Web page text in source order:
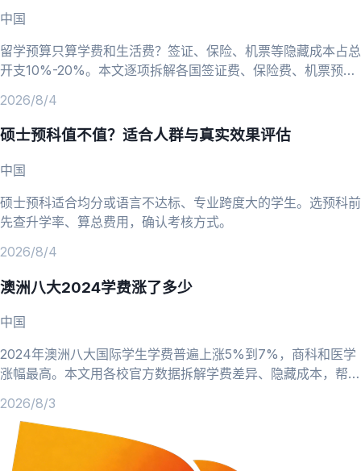
中国
留学预算只算学费和生活费？签证、保险、机票等隐藏成本占总
开支10%-20%。本文逐项拆解各国签证费、保险费、机票预订
2026/8/4
硕士预科值不值？适合人群与真实效果评估
中国
硕士预科适合均分或语言不达标、专业跨度大的学生。选预科前
先查升学率、算总费用，确认考核方式。
2026/8/4
澳洲八大2024学费涨了多少
中国
2024年澳洲八大国际学生学费普遍上涨5%到7%，商科和医学
涨幅最高。本文用各校官方数据拆解学费差异、隐藏成本，帮你
2026/8/3